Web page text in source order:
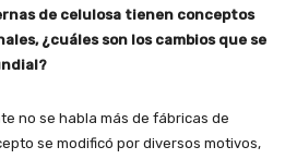
de celulosa tienen conceptos
¿cuáles son los cambios que se
no se habla más de fábricas de
se modificó por diversos motivos,